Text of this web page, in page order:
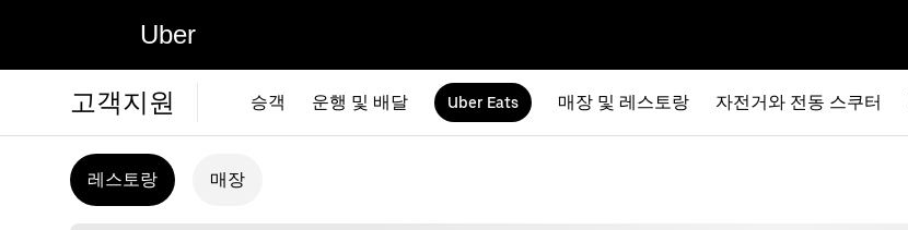
Uber
고객지원 승객 운행 및 배달 Uber Eats 매장 및 레스토랑 자전거와 전동 스쿠터
레스토랑 매장